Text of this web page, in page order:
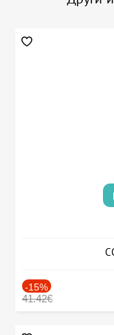
-15%
41.42€